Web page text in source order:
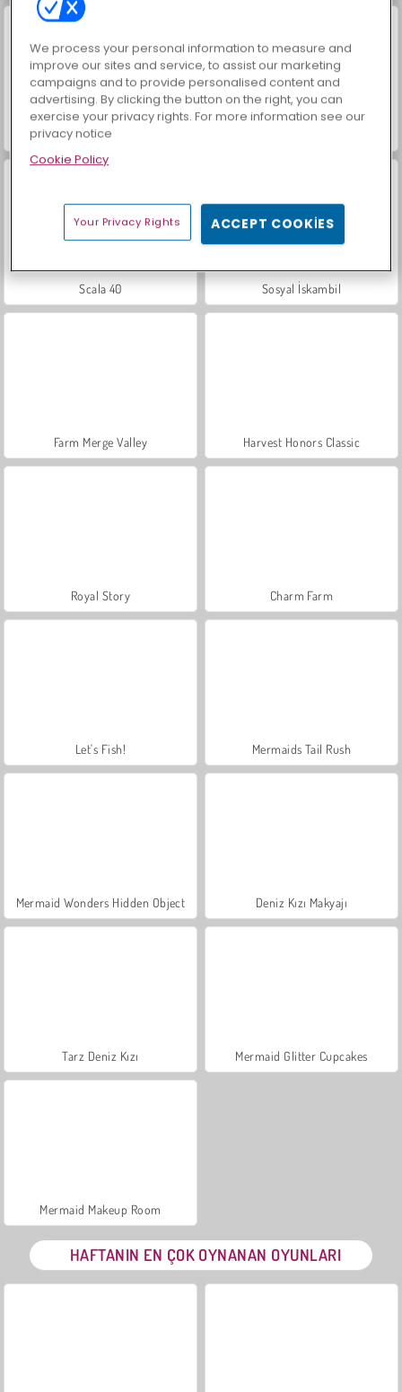
Masha and the Bear: Meadows
Scala 40 Sosyal İskambil
Farm Merge Valley Harvest Honors Classic
Royal Story Charm Farm
Let's Fish! Mermaids Tail Rush
Mermaid Wonders Hidden Object Deniz Kızı Makyajı
Tarz Deniz Kızı Mermaid Glitter Cupcakes
Mermaid Makeup Room
HAFTANIN EN ÇOK OYNANAN OYUNLARI
We process your personal information to measure and
improve our sites and service, to assist our marketing
campaigns and to provide personalised content and
advertising. By clicking the button on the right, you can
exercise your privacy rights. For more information see our
privacy notice
Cookie Policy
Your Privacy Rights ACCEPT COOKIES